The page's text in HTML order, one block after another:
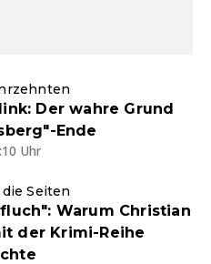
Der wahre Grund
Ende
Uhr
Seiten
Warum Christian
der Krimi-Reihe